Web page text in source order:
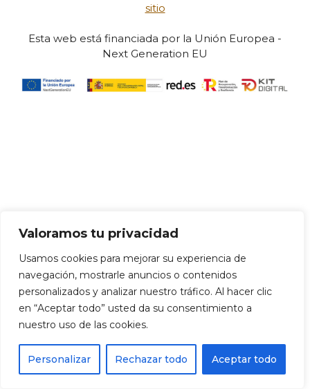
Valoramos tu privacidad
Usamos cookies para mejorar su experiencia de
navegación, mostrarle anuncios o contenidos
personalizados y analizar nuestro tráfico. Al hacer clic
en “Aceptar todo” usted da su consentimiento a
nuestro uso de las cookies.
Personalizar Rechazar todo Aceptar todo
sitio
Esta web está financiada por la Unión Europea -
Next Generation EU